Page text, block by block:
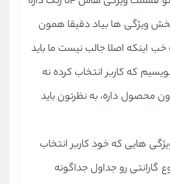
ویژگی ها بیاد دقیقا همون
خب اینکه اصلا جالب نیست ما باید
که کاربر انتخاب کرده نه
محصول داره، به نظرتون باید
هایی که خود کاربر انتخاب
گارانتی رو جداول جداگونه